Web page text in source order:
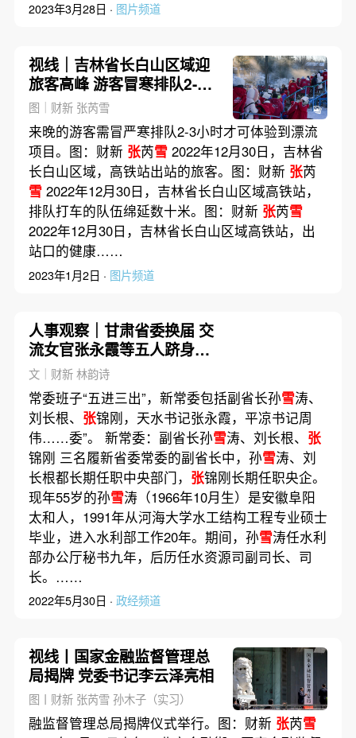
2023年3月28日 · 图片频道
视线｜吉林省长白山区域迎
旅客高峰 游客冒寒排队2-3
小时体验漂流
图｜财新 张芮雪
来晚的游客需冒严寒排队2-3小时才可体验到漂流
项目。图：财新 张芮雪2022年12月30日，吉林省
长白山区域，高铁站出站的旅客。图：财新 张芮
雪2022年12月30日，吉林省长白山区域高铁站，
排队打车的队伍绵延数十米。图：财新 张芮雪
2022年12月30日，吉林省长白山区域高铁站，出
站口的健康……
2023年1月2日 · 图片频道
人事观察｜甘肃省委换届 交
流女官张永霞等五人跻身常
委
文｜财新 林韵诗
常委班子“五进三出”，新常委包括副省长孙雪涛、
刘长根、 张锦刚，天水书记张永霞，平凉书记周
伟……委”。 新常委：副省长孙雪涛、刘长根、 张
锦刚 三名履新省委常委的副省长中，孙雪涛、刘
长根都长期任职中央部门， 张锦刚长期任职央企。
现年55岁的孙雪涛（1966年10月生）是安徽阜阳
太和人，1991年从河海大学水工结构工程专业硕士
毕业，进入水利部工作20年。期间，孙雪涛任水利
部办公厅秘书九年，后历任水资源司副司长、司
长。……
2022年5月30日 · 政经频道
视线丨国家金融监督管理总
局揭牌 党委书记李云泽亮相
图丨财新 张芮雪 孙木子（实习）
融监督管理总局揭牌仪式举行。图：财新 张芮雪